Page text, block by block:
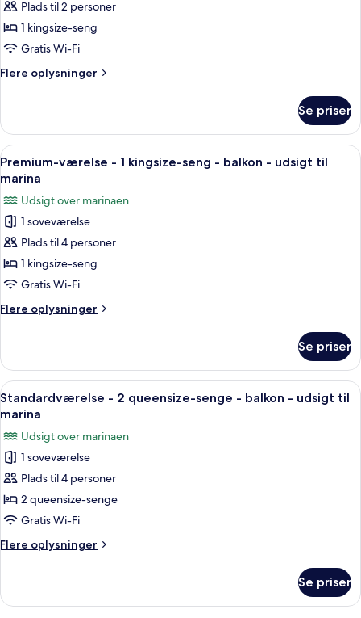
Standardværelse
-
1
kingsize-
handicapvenligt
(Communications)
Plads til 2 personer
1 kingsize-seng
Gratis Wi-Fi
Flere oplysninger
Flere
-
kingsize-
seng
handicapvenligt
(Communications)
Se priser
Indlæs
alle
af
Premium-
værelse
-
1
kingsize-
seng
balkon
udsigt
til
marina
Et hotelværelse med en sofa, et
7
Premium-værelse - 1 kingsize-seng - balkon - udsigt til
marina
Udsigt over marinaen
1 soveværelse
Plads til 4 personer
1 kingsize-seng
Gratis Wi-Fi
Flere oplysninger
Flere
værelse
1
kingsize-
-
balkon
udsigt
til
Se priser
Indlæs
alle
af
Standardværelse
-
2
queensize-
senge
-
-
udsigt
Et hotelværelse med to senge, et
9
Standardværelse - 2 queensize-senge - balkon - udsigt til
marina
Udsigt over marinaen
1 soveværelse
Plads til 4 personer
2 queensize-senge
Gratis Wi-Fi
Flere oplysninger
Flere
-
Se priser